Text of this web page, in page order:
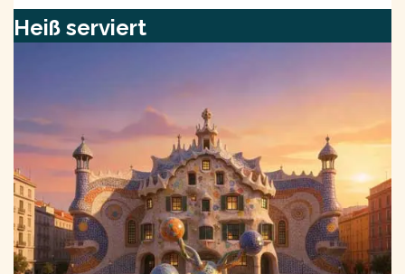
Heiß serviert